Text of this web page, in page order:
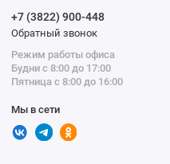
+7 (3822) 900-448
Обратный звонок
Режим работы офиса
Будни с 8:00 до 17:00
Пятница с 8:00 до 16:00
Мы в сети